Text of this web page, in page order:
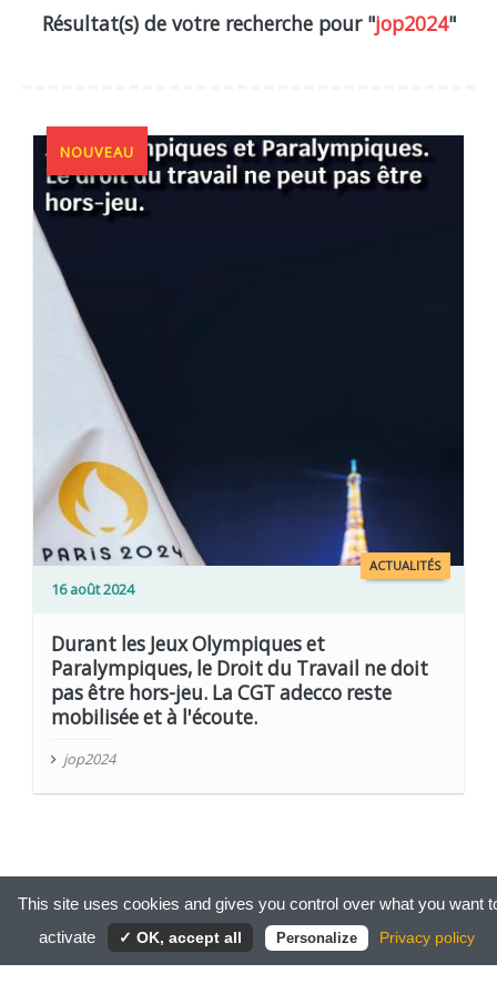
Résultat(s) de votre recherche pour "jop2024"
NOUVEAU
ACTUALITÉS
16 août 2024
Durant les Jeux Olympiques et
Paralympiques, le Droit du Travail ne doit
pas être hors-jeu. La CGT adecco reste
mobilisée et à l'écoute.
jop2024
CONTACT | MENTIONS LÉGALES | PLAN DU SITE
© 2021-2026 CGT | ADECCO - CONCEPTION KIYOI
This site uses cookies and gives you control over what you want
activate
✓ OK, accept all Personalize Privacy policy